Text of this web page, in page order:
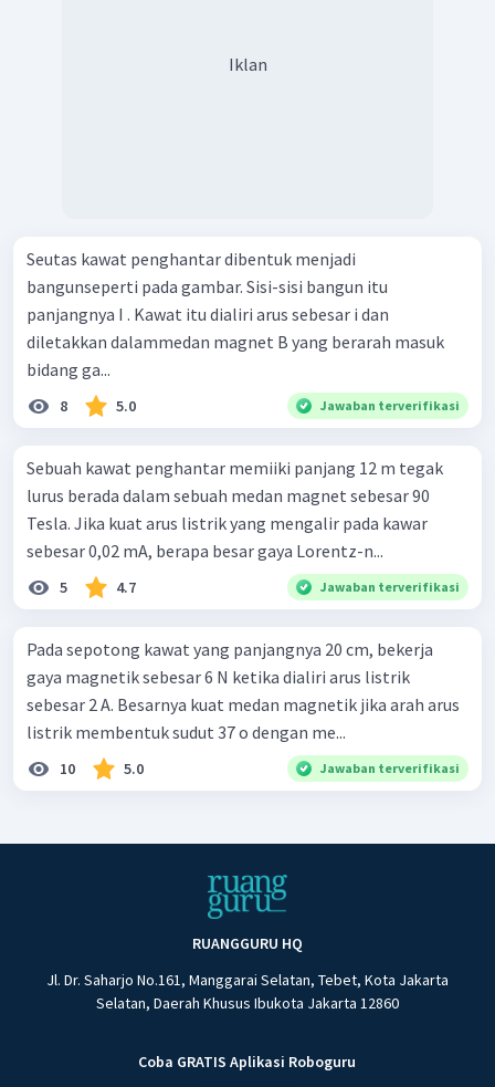
Iklan
Seutas kawat penghantar dibentuk menjadi
bangunseperti pada gambar. Sisi-sisi bangun itu
panjangnya I . Kawat itu dialiri arus sebesar i dan
diletakkan dalammedan magnet B yang berarah masuk
bidang ga...
8 5.0 Jawaban terverifikasi
Sebuah kawat penghantar memiiki panjang 12 m tegak
lurus berada dalam sebuah medan magnet sebesar 90
Tesla. Jika kuat arus listrik yang mengalir pada kawar
sebesar 0,02 mA, berapa besar gaya Lorentz-n...
5 4.7 Jawaban terverifikasi
Pada sepotong kawat yang panjangnya 20 cm, bekerja
gaya magnetik sebesar 6 N ketika dialiri arus listrik
sebesar 2 A. Besarnya kuat medan magnetik jika arah arus
listrik membentuk sudut 37 o dengan me...
10 5.0 Jawaban terverifikasi
RUANGGURU HQ
Jl. Dr. Saharjo No.161, Manggarai Selatan, Tebet, Kota Jakarta
Selatan, Daerah Khusus Ibukota Jakarta 12860
Coba GRATIS Aplikasi Roboguru